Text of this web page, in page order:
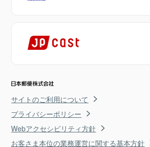
サイトのご利用について
プライバシーポリシー
Webアクセシビリティ方針
お客さま本位の業務運営に関する基本方針